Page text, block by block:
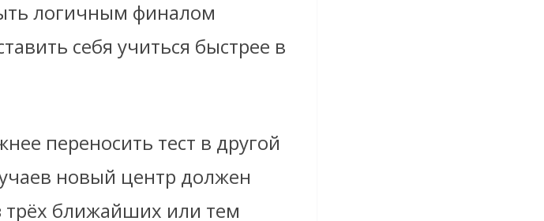
логичным финалом
себя учиться быстрее в
переносить тест в другой
новый центр должен
ближайших или тем